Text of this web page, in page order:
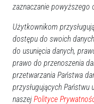
zaznaczanie
Użytkownikom
dostępu do swoich
do usunięcia danych,
prawo do przenoszenia
przetwarzania Państwa
przysługujących Państwu
naszej Polityce